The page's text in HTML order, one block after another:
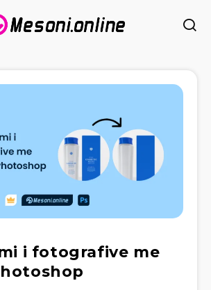
i fotografive me